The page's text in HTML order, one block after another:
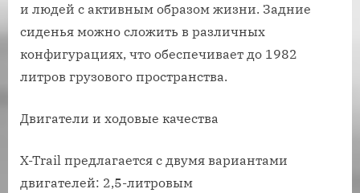
и людей с активным образом жизни. Задние
сиденья можно сложить в различных
конфигурациях, что обеспечивает до 1982
литров грузового пространства.
Двигатели и ходовые качества
X-Trail предлагается с двумя вариантами
двигателей: 2,5-литровым